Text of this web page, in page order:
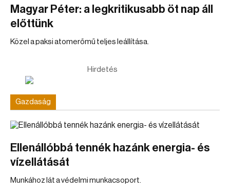
Magyar Péter: a legkritikusabb öt nap áll
előttünk
Közel a paksi atomerőmű teljes leállítása.
Hirdetés
Gazdaság
Ellenállóbbá tennék hazánk energia- és
vízellátását
Munkához lát a védelmi munkacsoport.